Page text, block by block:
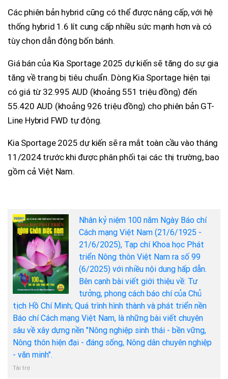
Các phiên bản hybrid cũng có thể được nâng cấp, với hệ
thống hybrid 1.6 lít cung cấp nhiều sức mạnh hơn và có
tùy chọn dẫn động bốn bánh.
Giá bán của Kia Sportage 2025 dự kiến sẽ tăng do sự gia
tăng về trang bị tiêu chuẩn. Dòng Kia Sportage hiện tại
có giá từ 32.995 AUD (khoảng 551 triệu đồng) đến
55.420 AUD (khoảng 926 triệu đồng) cho phiên bản GT-
Line Hybrid FWD tự động.
Kia Sportage 2025 dự kiến sẽ ra mắt toàn cầu vào tháng
11/2024 trước khi được phân phối tại các thị trường, bao
gồm cả Việt Nam.
Nhân kỷ niệm 100 năm Ngày Báo chí
Cách mạng Việt Nam (21/6/1925 -
21/6/2025), Tạp chí Khoa học Phát
triển Nông thôn Việt Nam ra số 99
(6/2025) với nhiều nội dung hấp dẫn.
Bên cạnh bài viết giới thiệu về: Tư
tưởng, phong cách báo chí của Chủ
tịch Hồ Chí Minh; Quá trình hình thành và phát triển nền
Báo chí Cách mạng Việt Nam, là những bài viết chuyên
sâu về xây dựng nền "Nông nghiệp sinh thái - bền vững,
Nông thôn hiện đại - đáng sống, Nông dân chuyên nghiệp
- văn minh".
Tài trợ